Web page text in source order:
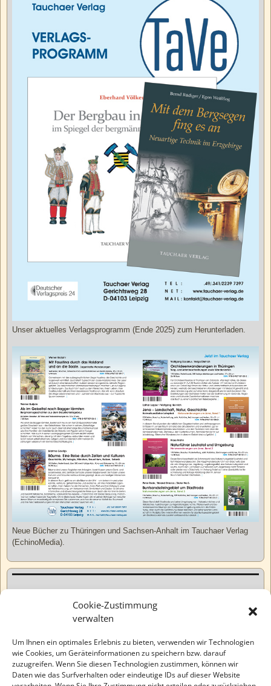
Cookie-Zustimmung
verwalten
Um Ihnen ein optimales Erlebnis zu bieten, verwenden wir Technologien
wie Cookies, um Geräteinformationen zu speichern bzw. darauf
zuzugreifen. Wenn Sie diesen Technologien zustimmen, können wir
Daten wie das Surfverhalten oder eindeutige IDs auf dieser Website
Unser aktuelles Verlagsprogramm (Ende 2025) zum Herunterladen.
Neue Bücher zu Thüringen und Sachsen-Anhalt im Tauchaer Verlag
(EchinoMedia).
Varia